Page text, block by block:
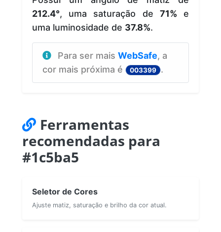
212.4°, uma saturação de 71% e
uma luminosidade de 37.8%.
Para ser mais WebSafe, a
cor mais próxima é
003399 .
Ferramentas
recomendadas para
#1c5ba5
Seletor de Cores
Ajuste matiz, saturação e brilho da cor atual.